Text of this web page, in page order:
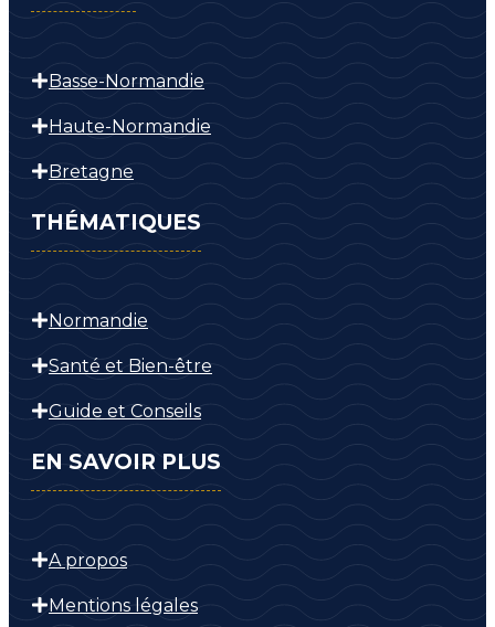
Basse-Normandie
Haute-Normandie
Bretagne
THÉMATIQUES
Normandie
Santé et Bien-être
Guide et Conseils
EN SAVOIR PLUS
A propos
Mentions légales